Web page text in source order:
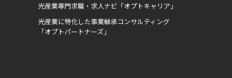
光産業専門求職・求人ナビ「オプトキャリア」
光産業に特化した事業継承コンサルティング
「オプトパートナーズ」